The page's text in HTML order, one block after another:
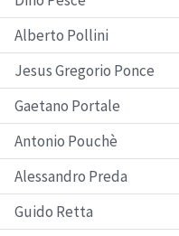
Alberto Pollini
Jesus Gregorio Ponce
Gaetano Portale
Antonio Pouchè
Alessandro Preda
Guido Retta